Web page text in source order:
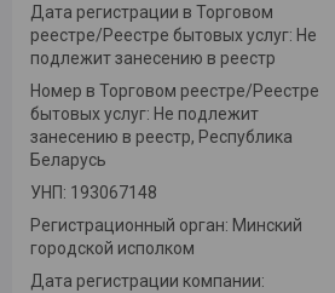
Дата регистрации в Торговом
реестре/Реестре бытовых услуг: Не
подлежит занесению в реестр
Номер в Торговом реестре/Реестре
бытовых услуг: Не подлежит
занесению в реестр, Республика
Беларусь
УНП: 193067148
Регистрационный орган: Минский
городской исполком
Дата регистрации компании: